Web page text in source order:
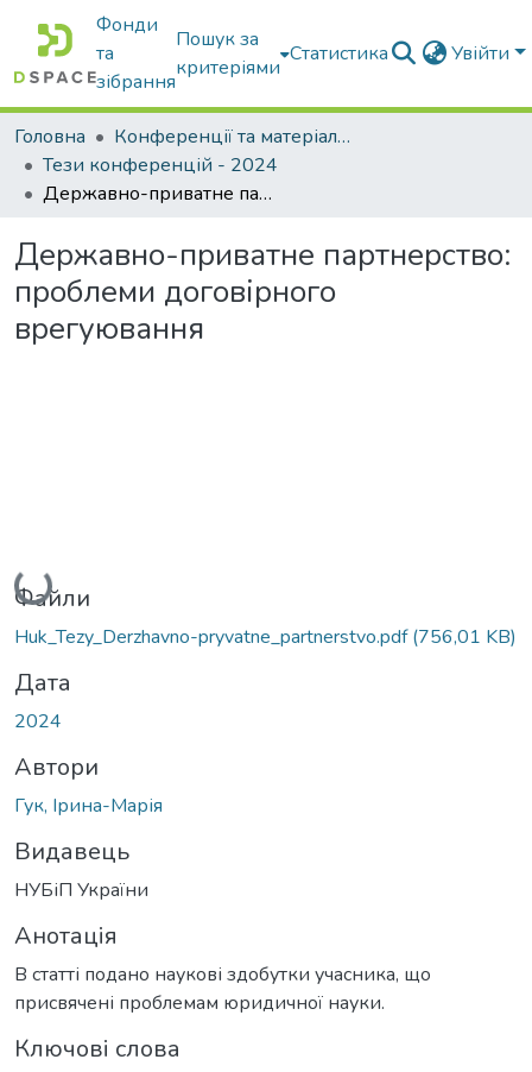
Фонди
та
зібрання
Пошук за
критеріями
Статистика Увійти
Головна
Конференції та матеріали конференцій
Тези конференцій - 2024
Державно-приватне партнерство: проблеми договірного врегуювання
Державно-приватне партнерство:
проблеми договірного
врегуювання
Вантажиться...
Файли
Huk_Tezy_Derzhavno-pryvatne_partnerstvo.pdf(756,01 KB)
Дата
2024
Автори
Гук, Ірина-Марія
Видавець
НУБіП України
Анотація
В статті подано наукові здобутки учасника, що
присвячені проблемам юридичної науки.
Ключові слова